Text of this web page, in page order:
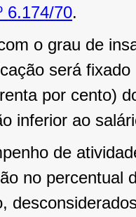
6.174/70.
o grau de
será
por cento)
inferior ao
de
no percentual